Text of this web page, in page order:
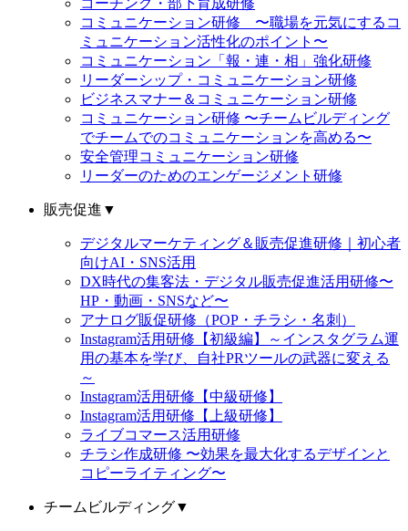
コミュニケーション研修 〜職場を元気にするコ
ミュニケーション活性化のポイント〜
コミュニケーション「報・連・相」強化研修
リーダーシップ・コミュニケーション研修
ビジネスマナー＆コミュニケーション研修
コミュニケーション研修 〜チームビルディング
でチームでのコミュニケーションを高める〜
安全管理コミュニケーション研修
リーダーのためのエンゲージメント研修
販売促進 ▼
デジタルマーケティング＆販売促進研修｜初心者
向けAI・SNS活用
DX時代の集客法・デジタル販売促進活用研修〜
HP・動画・SNSなど〜
アナログ販促研修（POP・チラシ・名刺）
Instagram活用研修【初級編】～インスタグラム運
用の基本を学び、自社PRツールの武器に変える
～
Instagram活用研修【中級研修】
Instagram活用研修【上級研修】
ライブコマース活用研修
チラシ作成研修 〜効果を最大化するデザインと
コピーライティング〜
チームビルディング▼